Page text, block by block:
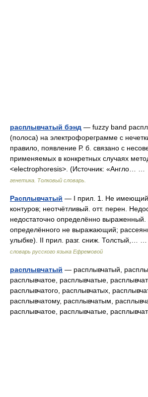
расплывчатый бэнд — fuzzy band
(полоса) на электрофореграмме с
правило, появление Р. б. связано с
применяемых в конкретных случаях
<electrophoresis>. (Источник: «Англо… …
генетика. Толковый словарь.
Расплывчатый — I прил. 1. Не имеющий
контуров; неотчётливый. отт. перен.
недостаточно определённо
определённого не выражающий;
улыбке). II прил. разг. сниж. Толстый,…
словарь русского языка Ефремовой
расплывчатый — расплывчатый,
расплывчатое, расплывчатые,
расплывчатого, расплывчатых,
расплывчатому, расплывчатым,
расплывчатое, расплывчатые,